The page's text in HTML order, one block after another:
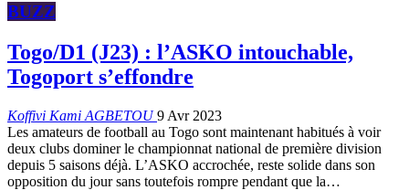
BUZZ
Togo/D1 (J23) : l’ASKO intouchable,
Togoport s’effondre
Koffivi Kami AGBETOU9 Avr 2023
Les amateurs de football au Togo sont maintenant habitués à voir
deux clubs dominer le championnat national de première division
depuis 5 saisons déjà. L’ASKO accrochée, reste solide dans son
opposition du jour sans toutefois rompre pendant que la…